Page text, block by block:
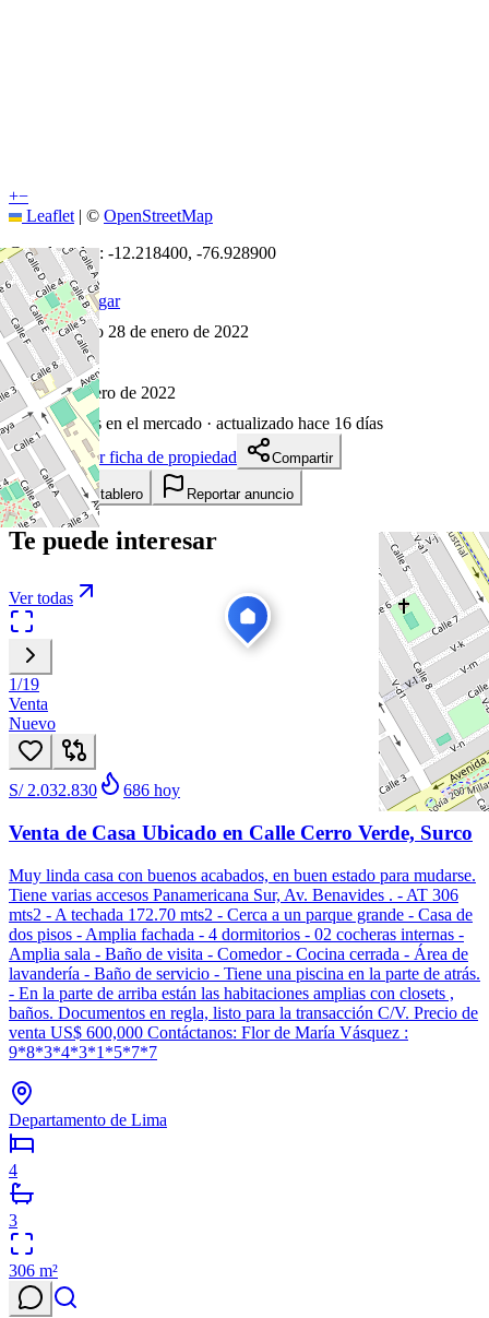
+−
Leaflet | © OpenStreetMap
Coordenadas: -12.218400, -76.928900
Cómo llegar
Publicado 28 de enero de 2022
23visitas
28 de enero de 2022
1654días en el mercado · actualizado hace 16 días
Descargar ficha de propiedad
Compartir
Añadir a tablero Reportar anuncio
Te puede interesar
Ver todas
1/19
Venta
Nuevo
S/ 2.032.830 686 hoy
Venta de Casa Ubicado en Calle Cerro Verde, Surco
Muy linda casa con buenos acabados, en buen estado para mudarse.
Tiene varias accesos Panamericana Sur, Av. Benavides . - AT 306
mts2 - A techada 172.70 mts2 - Cerca a un parque grande - Casa de
dos pisos - Amplia fachada - 4 dormitorios - 02 cocheras internas -
Amplia sala - Baño de visita - Comedor - Cocina cerrada - Área de
lavandería - Baño de servicio - Tiene una piscina en la parte de atrás.
- En la parte de arriba están las habitaciones amplias con closets ,
baños. Documentos en regla, listo para la transacción C/V. Precio de
venta US$ 600,000 Contáctanos: Flor de María Vásquez :
9*8*3*4*3*1*5*7*7
Departamento de Lima
4
3
306 m²